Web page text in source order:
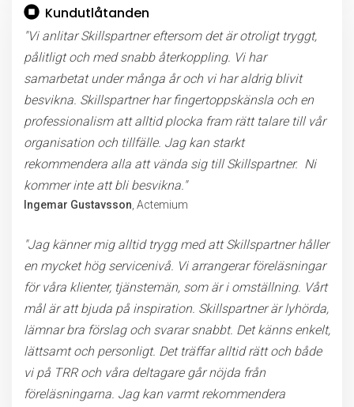
Kundutlåtanden
"Vi anlitar Skillspartner eftersom det är otroligt tryggt,
pålitligt och med snabb återkoppling. Vi har
samarbetat under många år och vi har aldrig blivit
besvikna. Skillspartner har fingertoppskänsla och en
professionalism att alltid plocka fram rätt talare till vår
organisation och tillfälle. Jag kan starkt
rekommendera alla att vända sig till Skillspartner. Ni
kommer inte att bli besvikna."
Ingemar Gustavsson , Actemium
"Jag känner mig alltid trygg med att Skillspartner håller
en mycket hög servicenivå. Vi arrangerar föreläsningar
för våra klienter, tjänstemän, som är i omställning. Vårt
mål är att bjuda på inspiration. Skillspartner är lyhörda,
lämnar bra förslag och svarar snabbt. Det känns enkelt,
lättsamt och personligt. Det träffar alltid rätt och både
vi på TRR och våra deltagare går nöjda från
föreläsningarna. Jag kan varmt rekommendera